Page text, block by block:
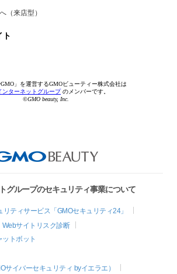
（来店型）
ト
」を運営するGMOビューティー株式会社は
ンターネットグループのメンバーです。
©GMO beauty, Inc.
グループのセキュリティ事業について
ティサービス「GMOセキュリティ24」
Webサイトリスク診断
トボット
サイバーセキュリティ byイエラエ）